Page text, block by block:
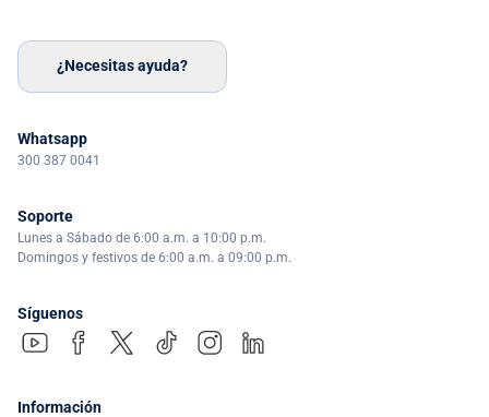
¿Necesitas ayuda?
Whatsapp
300 387 0041
Soporte
Lunes a Sábado de 6:00 a.m. a 10:00 p.m.
Domingos y festivos de 6:00 a.m. a 09:00 p.m.
Síguenos
Información